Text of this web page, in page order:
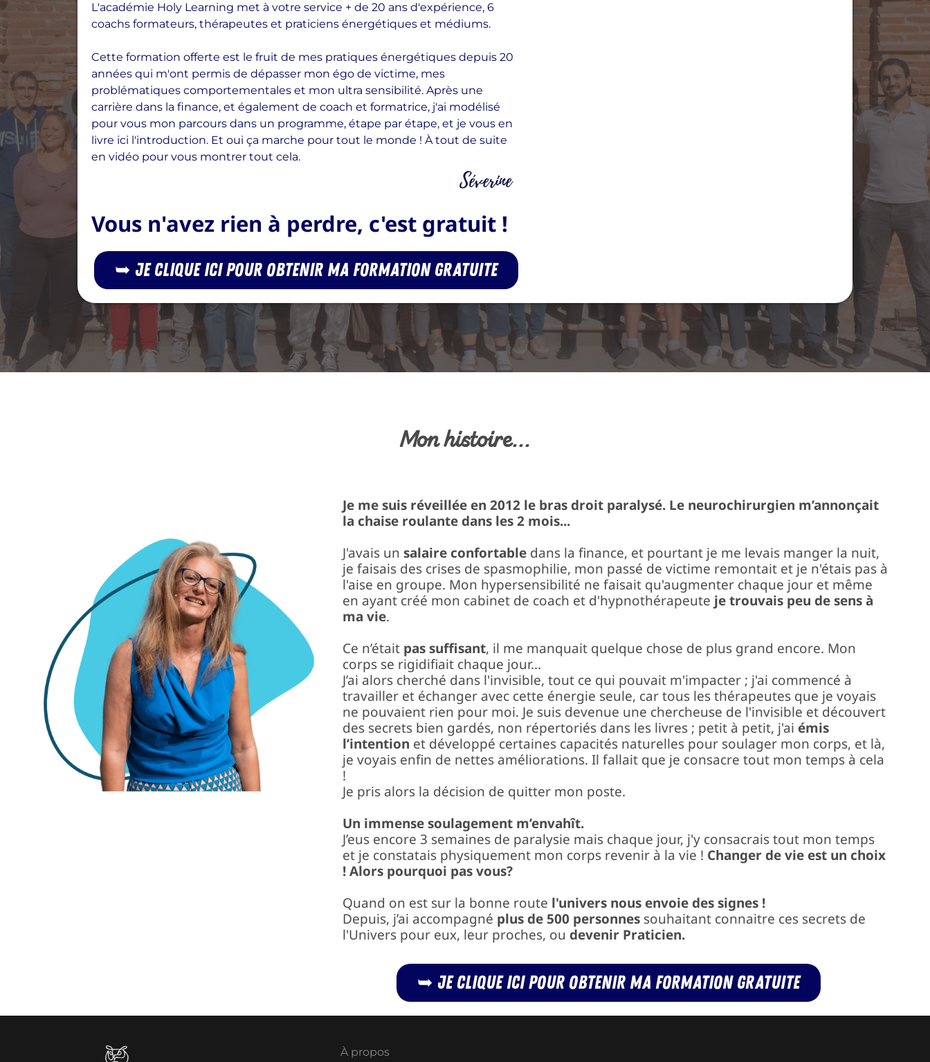
L'académie Holy Learning met à votre service + de 20 ans d'expérience, 6
coachs formateurs, thérapeutes et praticiens énergétiques et médiums.
Cette formation offerte est le fruit de mes pratiques énergétiques depuis 20
années qui m'ont permis de dépasser mon égo de victime, mes
problématiques comportementales et mon ultra sensibilité. Après une
carrière dans la finance, et également de coach et formatrice, j'ai modélisé
pour vous mon parcours dans un programme, étape par étape, et je vous en
livre ici l'introduction. Et oui ça marche pour tout le monde ! À tout de suite
en vidéo pour vous montrer tout cela.
Vous n'avez rien à perdre, c'est gratuit !
➥ Je clique ici pour obtenir ma formation gratuite
Mon histoire...
Je me suis réveillée en 2012 le bras droit paralysé. Le neurochirurgien m’annonçait
la chaise roulante dans les 2 mois...
J'avais un salaire confortabledans la finance, et pourtant je me levais manger la nuit,
je faisais des crises de spasmophilie, mon passé de victime remontait et je n'étais pas à
l'aise en groupe. Mon hypersensibilité ne faisait qu'augmenter chaque jour et même
en ayant créé mon cabinet de coach et d'hypnothérapeute je trouvais peu de sens à
ma vie.
Ce n’était pas suffisant, il me manquait quelque chose de plus grand encore. Mon
corps se rigidifiait chaque jour...
J’ai alors cherché dans l'invisible, tout ce qui pouvait m'impacter ; j'ai commencé à
travailler et échanger avec cette énergie seule, car tous les thérapeutes que je voyais
ne pouvaient rien pour moi. Je suis devenue une chercheuse de l'invisible et découvert
des secrets bien gardés, non répertoriés dans les livres ; petit à petit, j'ai émis
l’intention et développé certaines capacités naturelles pour soulager mon corps, et là,
je voyais enfin de nettes améliorations. Il fallait que je consacre tout mon temps à cela
!
Je pris alors la décision de quitter mon poste.
Un immense soulagement m’envahît.
J’eus encore 3 semaines de paralysie mais chaque jour, j'y consacrais tout mon temps
et je constatais physiquement mon corps revenir à la vie ! Changer de vie est un choix
! Alors pourquoi pas vous?
Quand on est sur la bonne route l'univers nous envoie des signes !
Depuis, j’ai accompagné plus de 500 personnessouhaitant connaitre ces secrets de
l'Univers pour eux, leur proches, ou devenir Praticien.
➥ Je clique ici pour obtenir ma formation gratuite
À propos